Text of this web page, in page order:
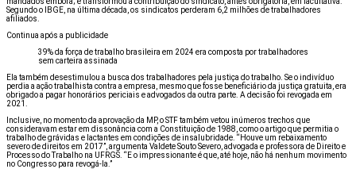
Segundo o IBGE, na última década, os sindicatos perderam 6,2 milhões de trabalhadores
afiliados.
Continua após a publicidade
39% da força de trabalho brasileira em 2024 era composta por trabalhadores
sem carteira assinada
Ela também desestimulou a busca dos trabalhadores pela justiça do trabalho. Se o indivíduo
perdia a ação trabalhista contra a empresa, mesmo que fosse beneficiário da justiça gratuita, era
obrigado a pagar honorários periciais e advogados da outra parte. A decisão foi revogada em
2021.
Inclusive, no momento da aprovação da MP, o STF também vetou inúmeros trechos que
consideravam estar em dissonância com a Constituição de 1988, como o artigo que permitia o
trabalho de grávidas e lactantes em condições de insalubridade. “Houve um rebaixamento
severo de direitos em 2017”, argumenta Valdete Souto Severo, advogada e professora de Direito e
Processo do Trabalho na UFRGS. “E o impressionante é que, até hoje, não há nenhum movimento
no Congresso para revogá-la.”